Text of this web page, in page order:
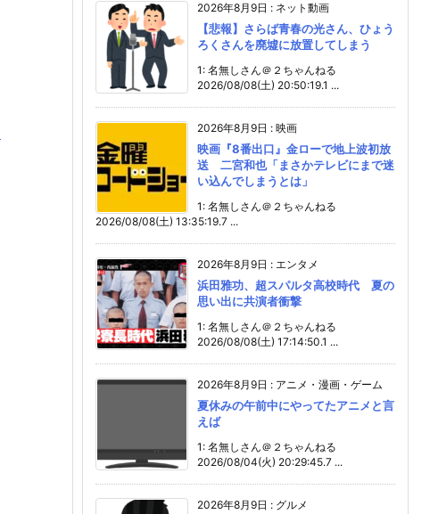
2026年8月9日 : ネット動画
【悲報】さらば青春の光さん、ひょう
ろくさんを廃墟に放置してしまう
1: 名無しさん＠２ちゃんねる
2026/08/08(土) 20:50:19.1 ...
2026年8月9日 : 映画
映画『8番出口』金ローで地上波初放
送 二宮和也「まさかテレビにまで迷
い込んでしまうとは」
1: 名無しさん＠２ちゃんねる
2026/08/08(土) 13:35:19.7 ...
2026年8月9日 : エンタメ
浜田雅功、超スパルタ高校時代 夏の
思い出に共演者衝撃
1: 名無しさん＠２ちゃんねる
2026/08/08(土) 17:14:50.1 ...
2026年8月9日 : アニメ・漫画・ゲーム
夏休みの午前中にやってたアニメと言
えば
1: 名無しさん＠２ちゃんねる
2026/08/04(火) 20:29:45.7 ...
2026年8月9日 : グルメ